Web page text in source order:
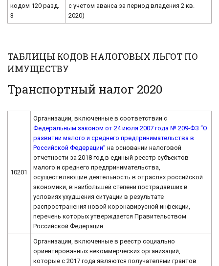
кодом 120 разд.
3
с учетом аванса за период владения 2 кв.
2020)
ТАБЛИЦЫ КОДОВ НАЛОГОВЫХ ЛЬГОТ ПО
ИМУЩЕСТВУ
Транспортный налог 2020
10201
Организации, включенные в соответствии с
Федеральным законом от 24 июля 2007 года № 209-ФЗ “О
развитии малого и среднего предпринимательства в
Российской Федерации” на основании налоговой
отчетности за 2018 год в единый реестр субъектов
малого и среднего предпринимательства,
осуществляющие деятельность в отраслях российской
экономики, в наибольшей степени пострадавших в
условиях ухудшения ситуации в результате
распространения новой коронавирусной инфекции,
перечень которых утверждается Правительством
Российской Федерации.
Организации, включенные в реестр социально
ориентированных некоммерческих организаций,
которые с 2017 года являются получателями грантов